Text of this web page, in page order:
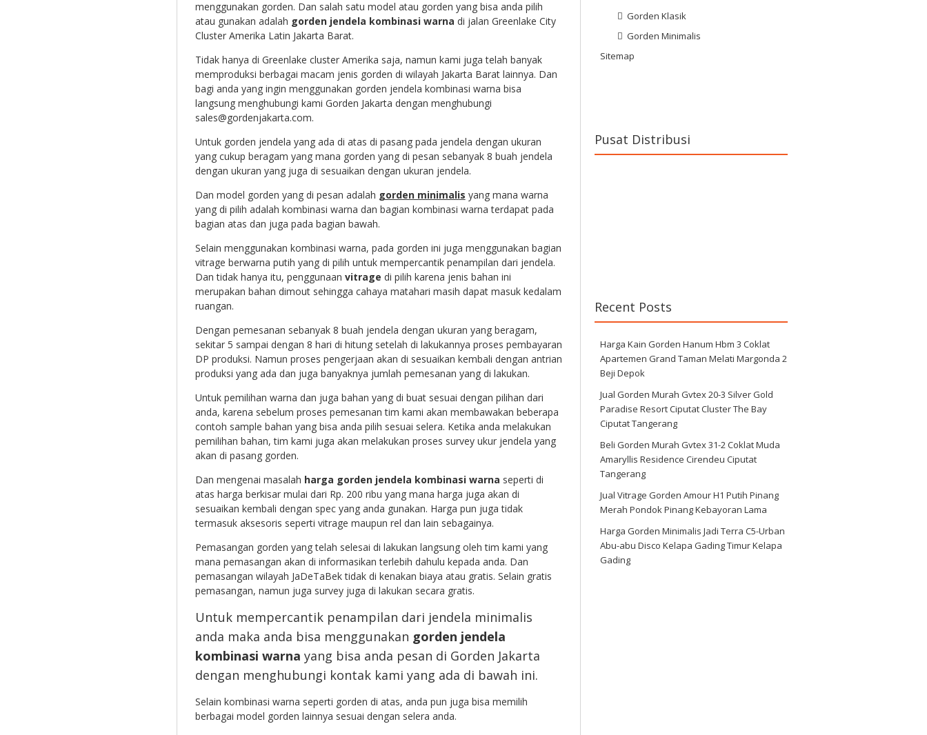
menggunakan gorden. Dan salah satu model atau gorden yang bisa anda pilih
atau gunakan adalah gorden jendela kombinasi warna di jalan Greenlake City
Cluster Amerika Latin Jakarta Barat.
Tidak hanya di Greenlake cluster Amerika saja, namun kami juga telah banyak
memproduksi berbagai macam jenis gorden di wilayah Jakarta Barat lainnya. Dan
bagi anda yang ingin menggunakan gorden jendela kombinasi warna bisa
langsung menghubungi kami Gorden Jakarta dengan menghubungi
sales@gordenjakarta.com.
Untuk gorden jendela yang ada di atas di pasang pada jendela dengan ukuran
yang cukup beragam yang mana gorden yang di pesan sebanyak 8 buah jendela
dengan ukuran yang juga di sesuaikan dengan ukuran jendela.
Dan model gorden yang di pesan adalah gorden minimalis yang mana warna
yang di pilih adalah kombinasi warna dan bagian kombinasi warna terdapat pada
bagian atas dan juga pada bagian bawah.
Selain menggunakan kombinasi warna, pada gorden ini juga menggunakan bagian
vitrage berwarna putih yang di pilih untuk mempercantik penampilan dari jendela.
Dan tidak hanya itu, penggunaan vitrage di pilih karena jenis bahan ini
merupakan bahan dimout sehingga cahaya matahari masih dapat masuk kedalam
ruangan.
Dengan pemesanan sebanyak 8 buah jendela dengan ukuran yang beragam,
sekitar 5 sampai dengan 8 hari di hitung setelah di lakukannya proses pembayaran
DP produksi. Namun proses pengerjaan akan di sesuaikan kembali dengan antrian
produksi yang ada dan juga banyaknya jumlah pemesanan yang di lakukan.
Untuk pemilihan warna dan juga bahan yang di buat sesuai dengan pilihan dari
anda, karena sebelum proses pemesanan tim kami akan membawakan beberapa
contoh sample bahan yang bisa anda pilih sesuai selera. Ketika anda melakukan
pemilihan bahan, tim kami juga akan melakukan proses survey ukur jendela yang
akan di pasang gorden.
Dan mengenai masalah harga gorden jendela kombinasi warna seperti di
atas harga berkisar mulai dari Rp. 200 ribu yang mana harga juga akan di
sesuaikan kembali dengan spec yang anda gunakan. Harga pun juga tidak
termasuk aksesoris seperti vitrage maupun rel dan lain sebagainya.
Pemasangan gorden yang telah selesai di lakukan langsung oleh tim kami yang
mana pemasangan akan di informasikan terlebih dahulu kepada anda. Dan
pemasangan wilayah JaDeTaBek tidak di kenakan biaya atau gratis. Selain gratis
pemasangan, namun juga survey juga di lakukan secara gratis.
Untuk mempercantik penampilan dari jendela minimalis
anda maka anda bisa menggunakan gorden jendela
kombinasi warna yang bisa anda pesan di Gorden Jakarta
dengan menghubungi kontak kami yang ada di bawah ini.
Selain kombinasi warna seperti gorden di atas, anda pun juga bisa memilih
berbagai model gorden lainnya sesuai dengan selera anda.
Gorden Klasik
Gorden Minimalis
Sitemap
Pusat Distribusi
Recent Posts
Harga Kain Gorden Hanum Hbm 3 Coklat
Apartemen Grand Taman Melati Margonda 2
Beji Depok
Jual Gorden Murah Gvtex 20-3 Silver Gold
Paradise Resort Ciputat Cluster The Bay
Ciputat Tangerang
Beli Gorden Murah Gvtex 31-2 Coklat Muda
Amaryllis Residence Cirendeu Ciputat
Tangerang
Jual Vitrage Gorden Amour H1 Putih Pinang
Merah Pondok Pinang Kebayoran Lama
Harga Gorden Minimalis Jadi Terra C5-Urban
Abu-abu Disco Kelapa Gading Timur Kelapa
Gading